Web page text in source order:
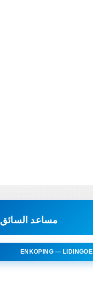
مساعد السائق
ENKOPING — LIDINGOE